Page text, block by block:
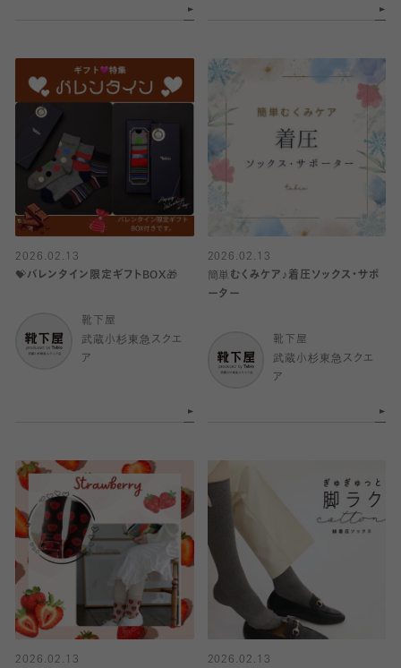
2026.02.13
💝バレンタイン限定ギフトBOX🎁
靴下屋
武蔵小杉東急スクエ
ア
2026.02.13
簡単むくみケア♪着圧ソックス・サポ
ーター
靴下屋
武蔵小杉東急スクエ
ア
2026.02.13
2026.02.13